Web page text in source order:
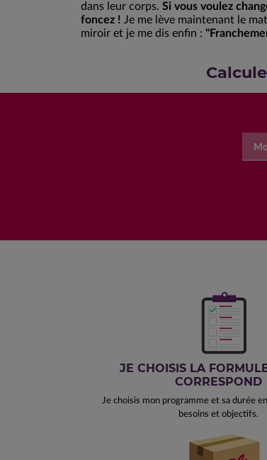
dans leur corps. Si vous voulez
foncez ! Je me lève maintenant le
miroir et je me dis enfin :
JE CHOISIS LA
CORRESPOND
Je choisis mon programme et sa durée
besoins et objectifs.